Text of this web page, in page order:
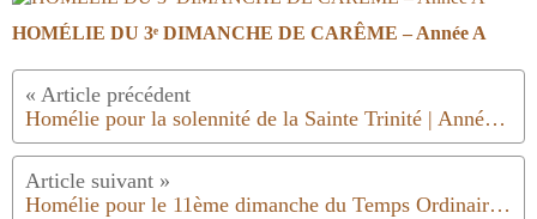
HOMÉLIE DU 3ᵉ DIMANCHE DE CARÊME – Année A
Homélie pour la solennité de la Sainte Trinité | Année A | 2023
Homélie pour le 11ème dimanche du Temps Ordinaire | Année A | 2023